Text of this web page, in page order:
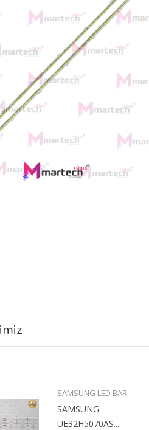
SAMSUNG LED BAR
SAMSUNG
UE32H5070AS...